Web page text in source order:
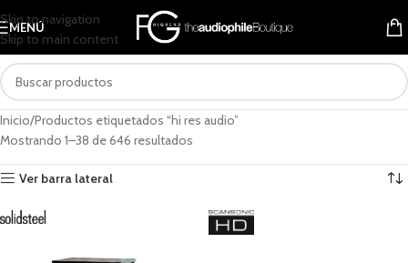
Skip to navigation
Skip to main content
MENÚ
Inicio Productos etiquetados “hi res audio”
Mostrando 1–38 de 646 resultados
Ver barra lateral